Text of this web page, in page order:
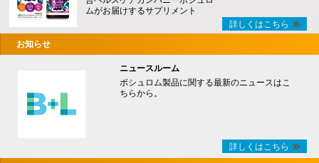
ムがお届けするサプリメント
詳しくはこちら
お知らせ
ニュースルーム
ボシュロム製品に関する最新のニュースはこ
ちらから。
詳しくはこちら